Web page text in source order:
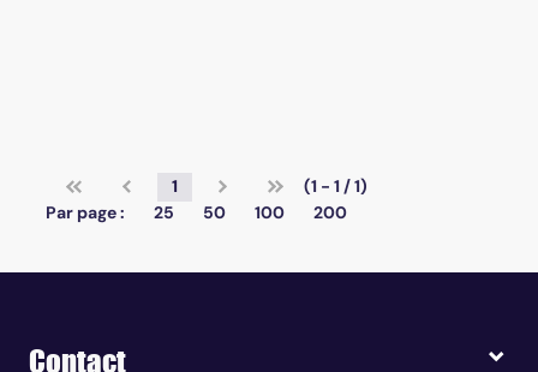
1
(1 - 1 / 1)
Par page :
25 50 100 200
Contact